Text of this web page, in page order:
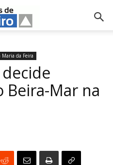
Maria da Feira
Beira-Mar na